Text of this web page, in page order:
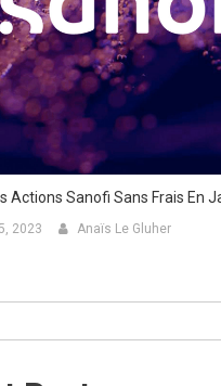
Actions Sanofi Sans Frais En
2023 Anaïs Le Gluher